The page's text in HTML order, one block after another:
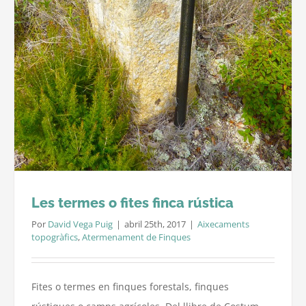
Les termes o fites finca rústica
Por David Vega Puig | abril 25th, 2017 | Aixecaments
topogràfics,Atermenament de Finques
Fites o termes en finques forestals, finques